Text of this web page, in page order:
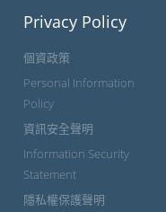
Privacy Policy
個資政策
Personal Information
Policy
資訊安全聲明
Information Security
Statement
隱私權保護聲明